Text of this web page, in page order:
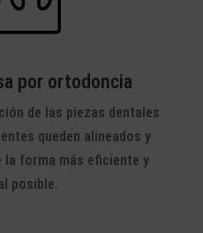
por ortodoncia
de las piezas dentales
queden alineados y
la forma más eficiente y
posible.